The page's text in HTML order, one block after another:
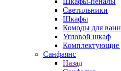
Светильники
Шкафы
Комоды для
Угловой шкаф
Комплектующие
Санфаянс
Назад